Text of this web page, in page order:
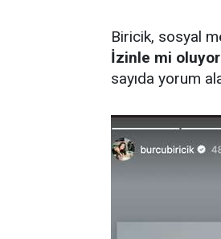
Biricik, sosyal
İzinle mi
sayıda yorum